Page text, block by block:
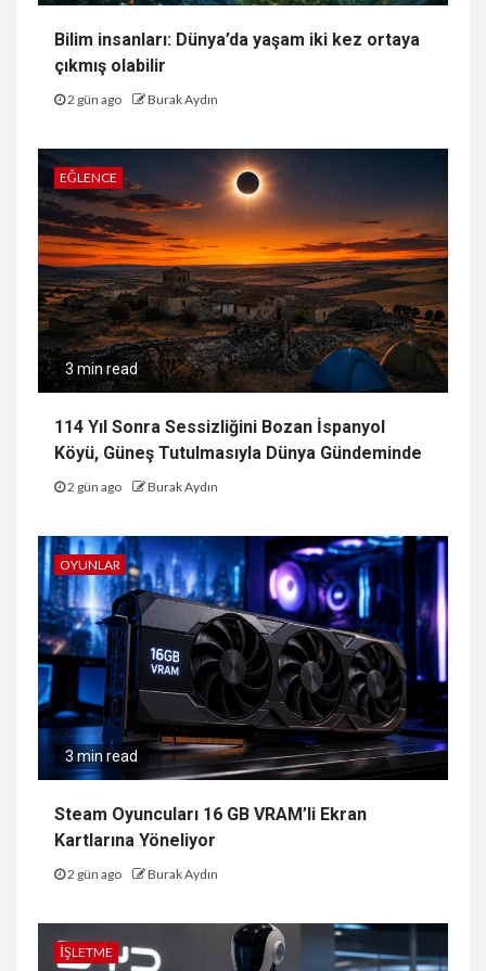
Bilim insanları: Dünya’da yaşam iki kez ortaya
çıkmış olabilir
2 gün ago Burak Aydın
EĞLENCE
3 min read
114 Yıl Sonra Sessizliğini Bozan İspanyol
Köyü, Güneş Tutulmasıyla Dünya Gündeminde
2 gün ago Burak Aydın
OYUNLAR
3 min read
Steam Oyuncuları 16 GB VRAM’li Ekran
Kartlarına Yöneliyor
2 gün ago Burak Aydın
İŞLETME